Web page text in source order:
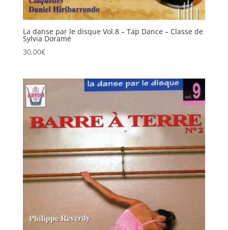
La danse par le disque Vol.8 – Tap Dance – Classe de
Sylvia Doramé
30,00€